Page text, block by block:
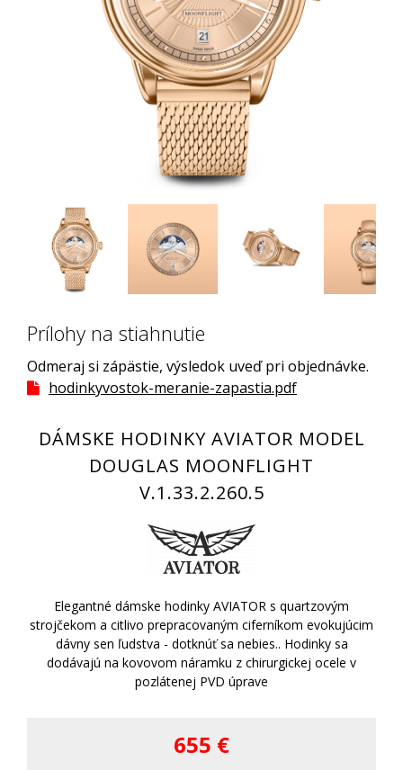
Prílohy na stiahnutie
Odmeraj si zápästie, výsledok uveď pri objednávke.
hodinkyvostok-meranie-zapastia.pdf
DÁMSKE HODINKY AVIATOR MODEL
DOUGLAS MOONFLIGHT
V.1.33.2.260.5
Elegantné dámske hodinky AVIATOR s quartzovým
strojčekom a citlivo prepracovaným ciferníkom evokujúcim
dávny sen ľudstva - dotknúť sa nebies.. Hodinky sa
dodávajú na kovovom náramku z chirurgickej ocele v
pozlátenej PVD úprave
655 €